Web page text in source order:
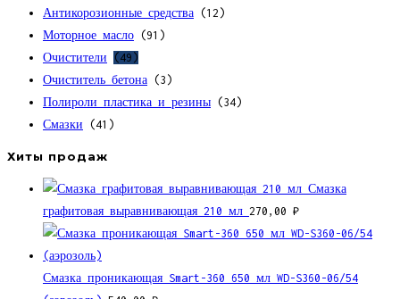
Антикорозионные средства (12)
Моторное масло (91)
Очистители
(49)
Очиститель бетона (3)
Полироли пластика и резины (34)
Смазки (41)
Хиты продаж
Смазка
графитовая выравнивающая 210 мл 270,00 ₽
Смазка проникающая Smart-360 650 мл WD-S360-06/54